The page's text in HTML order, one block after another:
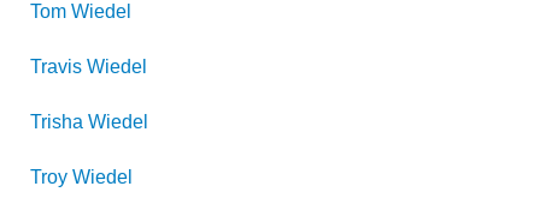
Tom Wiedel
Travis Wiedel
Trisha Wiedel
Troy Wiedel